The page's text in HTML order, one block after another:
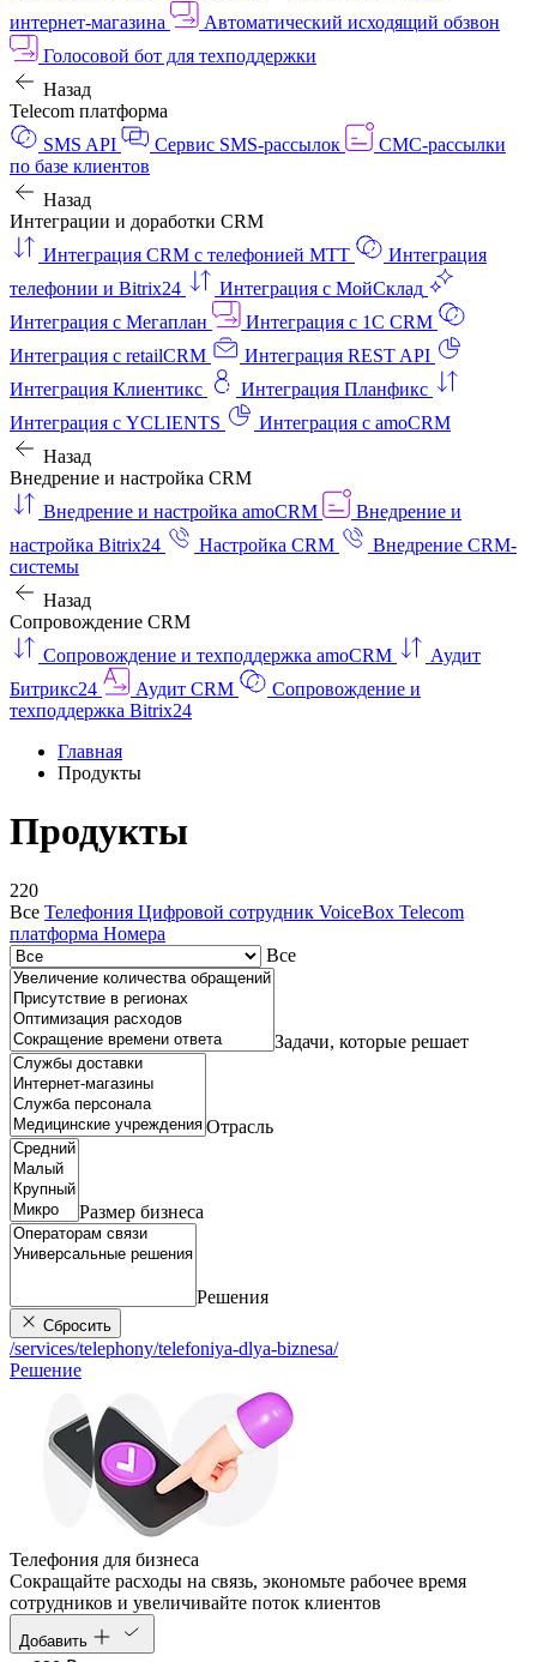
интернет‑магазина
Автоматический исходящий обзвон
Голосовой бот для техподдержки
Назад
Telecom платформа
SMS API
Сервис SMS-рассылок
СМС-рассылки
по базе клиентов
Назад
Интеграции и доработки CRM
Интеграция CRM с телефонией МТТ
Интеграция
телефонии и Bitrix24
Интеграция с МойСклад
Интеграция с Мегаплан
Интеграция с 1C CRM
Интеграция с retailCRM
Интеграция REST API
Интеграция Клиентикс
Интеграция Планфикс
Интеграция с YCLIENTS
Интеграция с amoCRM
Назад
Внедрение и настройка CRM
Внедрение и настройка amoCRM
Внедрение и
настройка Bitrix24
Настройка CRM
Внедрение CRM-
системы
Назад
Сопровождение CRM
Сопровождение и техподдержка amoCRM
Аудит
Битрикс24
Аудит CRM
Сопровождение и
техподдержка Bitrix24
Главная
Продукты
Продукты
220
Все Телефония Цифровой сотрудник VoiceBox Telecom
платформа Номера
Все
Задачи, которые решает
Отрасль
Размер бизнеса
Решения
Сбросить
/services/telephony/telefoniya-dlya-biznesa/
Решение
Телефония для бизнеса
Cокращайте расходы на связь, экономьте рабочее время
сотрудников и увеличивайте поток клиентов
Добавить